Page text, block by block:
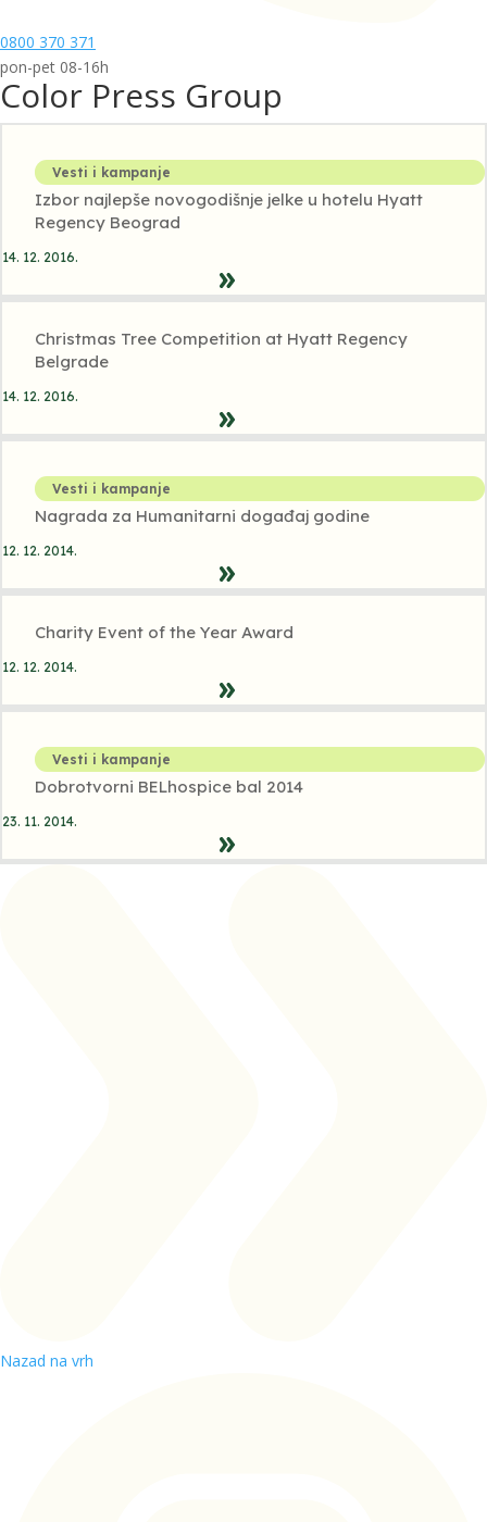
0800 370 371
pon-pet 08-16h
Color Press Group
Vesti i kampanje
Izbor najlepše novogodišnje jelke u hotelu Hyatt
Regency Beograd
14. 12. 2016.
Christmas Tree Competition at Hyatt Regency
Belgrade
14. 12. 2016.
Vesti i kampanje
Nagrada za Humanitarni događaj godine
12. 12. 2014.
Charity Event of the Year Award
12. 12. 2014.
Vesti i kampanje
Dobrotvorni BELhospice bal 2014
23. 11. 2014.
Nazad na vrh